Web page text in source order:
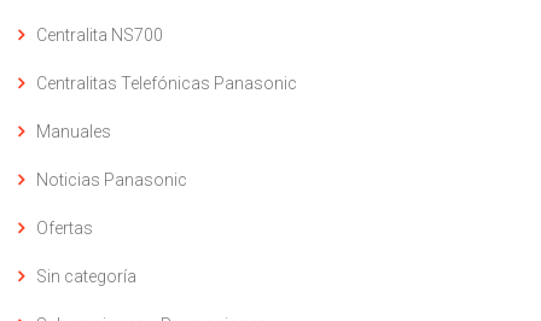
Centralita NS700
Centralitas Telefónicas Panasonic
Manuales
Noticias Panasonic
Ofertas
Sin categoría